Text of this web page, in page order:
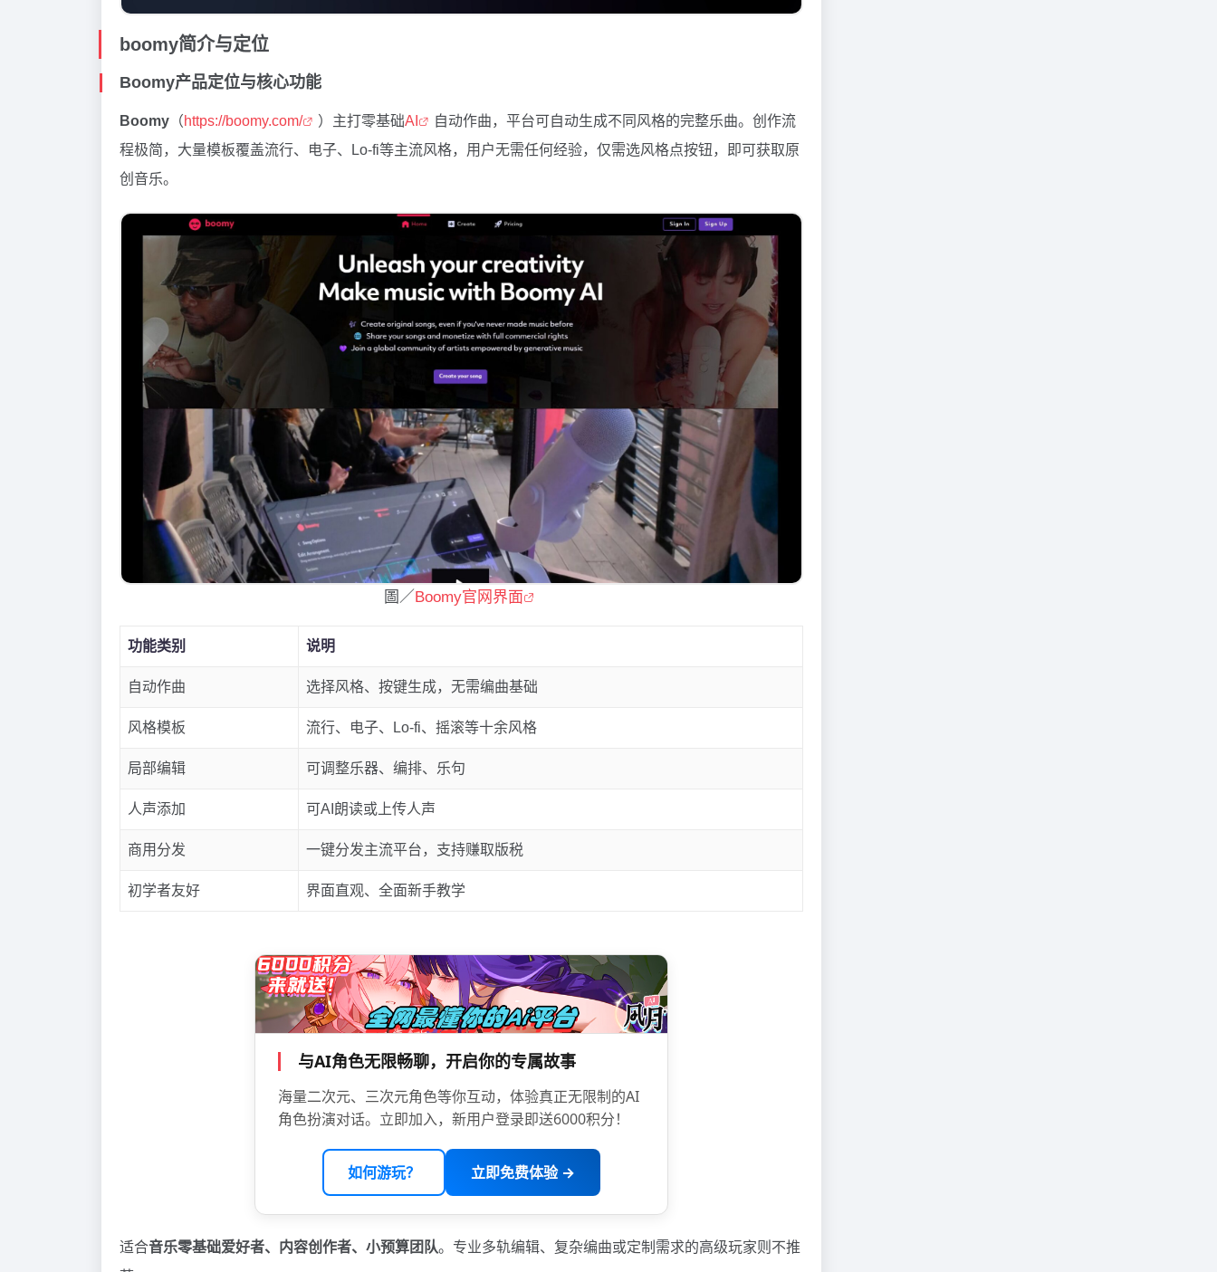
boomy简介与定位
Boomy产品定位与核心功能
Boomy （ https://boomy.com/ ）主打零基础AI
自动作曲，平台可自动生成不同风格的完整乐曲。创作流
程极简，大量模板覆盖流行、电子、Lo-fi等主流风格，用户无需任何经验，仅需选风格点按钮，即可获取原
创音乐。
圖／ Boomy官网界面
功能类别 说明
自动作曲 选择风格、按键生成，无需编曲基础
风格模板 流行、电子、Lo-fi、摇滚等十余风格
局部编辑 可调整乐器、编排、乐句
人声添加 可AI朗读或上传人声
商用分发 一键分发主流平台，支持赚取版税
初学者友好 界面直观、全面新手教学
与AI角色无限畅聊，开启你的专属故事
海量二次元、三次元角色等你互动，体验真正无限制的AI
角色扮演对话。立即加入，新用户登录即送6000积分！
如何游玩？ 立即免费体验 →
适合音乐零基础爱好者、内容创作者、小预算团队。专业多轨编辑、复杂编曲或定制需求的高级玩家则不推